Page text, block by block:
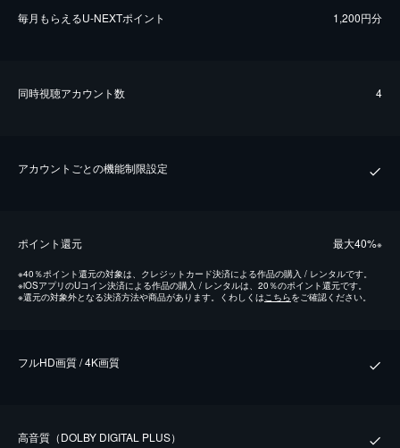
毎⽉もらえるU-NEXTポイント 1,200円分
同時視聴アカウント数 4
アカウントごとの機能制限設定
ポイント還元 最⼤40%※
※40％ポイント還元の対象は、クレジットカード決済による作品の購入 / レンタルです。
※iOSアプリのUコイン決済による作品の購入 / レンタルは、20％のポイント還元です。
※還元の対象外となる決済方法や商品があります。くわしくはこちらをご確認ください。
フルHD画質 / 4K画質
⾼⾳質（DOLBY DIGITAL PLUS）